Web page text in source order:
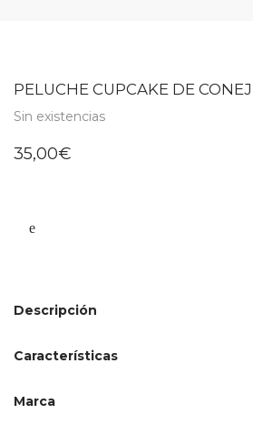
PELUCHE CUPCAKE DE
Sin existencias
35,00€
Descripción
Características
Marca